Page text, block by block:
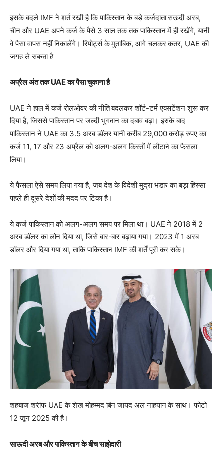
इसके बदले IMF ने शर्त रखी है कि पाकिस्तान के बड़े कर्जदाता सऊदी अरब,
चीन और UAE अपने कर्ज के पैसे 3 साल तक तक पाकिस्तान में ही रखेंगे, यानी
वे पैसा वापस नहीं निकालेंगे। रिपोर्ट्स के मुताबिक, आगे चलकर कतर, UAE की
जगह ले सकता है।
अप्रैल अंत तक UAE का पैसा चुकाना है
UAE ने हाल में कर्ज रोलओवर की नीति बदलकर शॉर्ट-टर्म एक्सटेंशन शुरू कर
दिया है, जिससे पाकिस्तान पर जल्दी भुगतान का दबाव बढ़ा। इसके बाद
पाकिस्तान ने UAE का 3.5 अरब डॉलर यानी करीब 29,000 करोड़ रुपए का
कर्ज 11, 17 और 23 अप्रैल को अलग-अलग किस्तों में लौटाने का फैसला
लिया।
ये फैसला ऐसे समय लिया गया है, जब देश के विदेशी मुद्रा भंडार का बड़ा हिस्सा
पहले ही दूसरे देशों की मदद पर टिका है।
ये कर्ज पाकिस्तान को अलग-अलग समय पर मिला था। UAE ने 2018 में 2
अरब डॉलर का लोन दिया था, जिसे बार-बार बढ़ाया गया। 2023 में 1 अरब
डॉलर और दिया गया था, ताकि पाकिस्तान IMF की शर्तें पूरी कर सके।
शहबाज शरीफ UAE के शेख मोहम्मद बिन जायद अल नाहयान के साथ। फोटो
12 जून 2025 की है।
साऊदी अरब और पाकिस्तान के बीच साझेदारी